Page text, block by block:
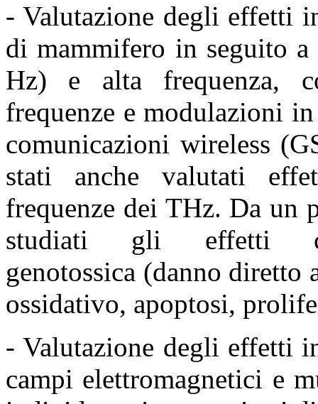
- Valutazione degli effetti
di mammifero in seguito a
Hz) e alta frequenza,
frequenze e modulazioni
comunicazioni wireless
stati anche valutati
frequenze dei THz. Da un
studiati gli effetti
genotossica (danno diretto
ossidativo, apoptosi,
- Valutazione degli effetti
campi elettromagnetici e